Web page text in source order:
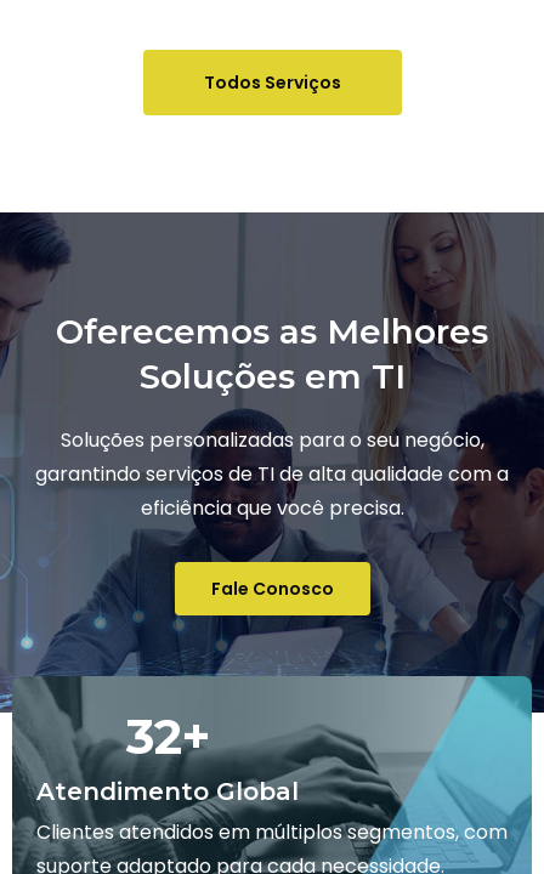
Todos Serviços
Oferecemos as Melhores
Soluções em TI
Soluções personalizadas para o seu negócio,
garantindo serviços de TI de alta qualidade com a
eficiência que você precisa.
Fale Conosco
Atendimento Global
32+
Clientes atendidos em múltiplos segmentos, com
suporte adaptado para cada necessidade.